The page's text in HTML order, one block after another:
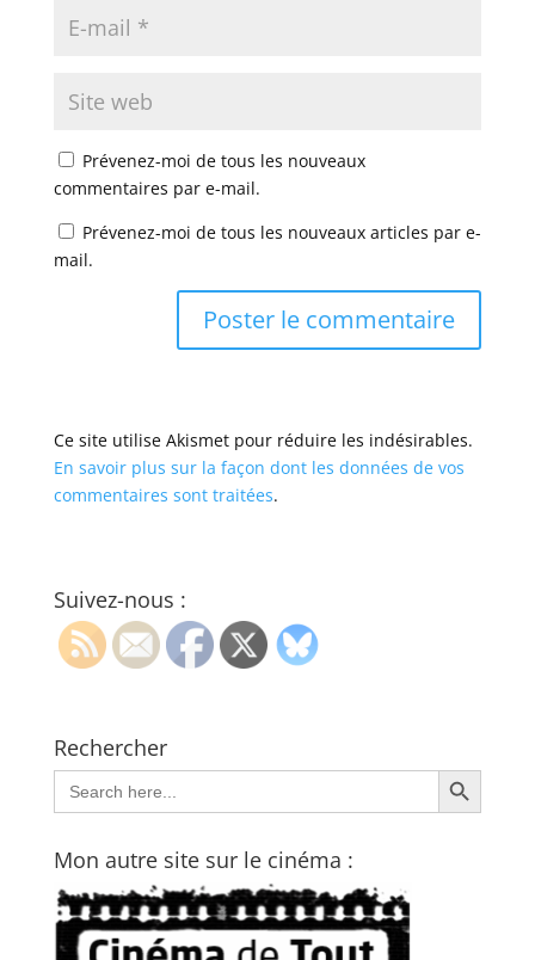
Prévenez-moi de tous les nouveaux
commentaires par e-mail.
Prévenez-moi de tous les nouveaux articles par e-
mail.
Ce site utilise Akismet pour réduire les indésirables.
En savoir plus sur la façon dont les données de vos
commentaires sont traitées.
Suivez-nous :
Rechercher
Search
for:
Search Button
Mon autre site sur le cinéma :